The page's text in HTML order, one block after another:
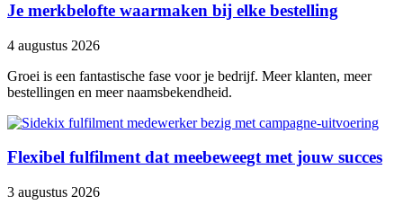
Je merkbelofte waarmaken bij elke bestelling
4 augustus 2026
Groei is een fantastische fase voor je bedrijf. Meer klanten, meer
bestellingen en meer naamsbekendheid.
Flexibel fulfilment dat meebeweegt met jouw succes
3 augustus 2026